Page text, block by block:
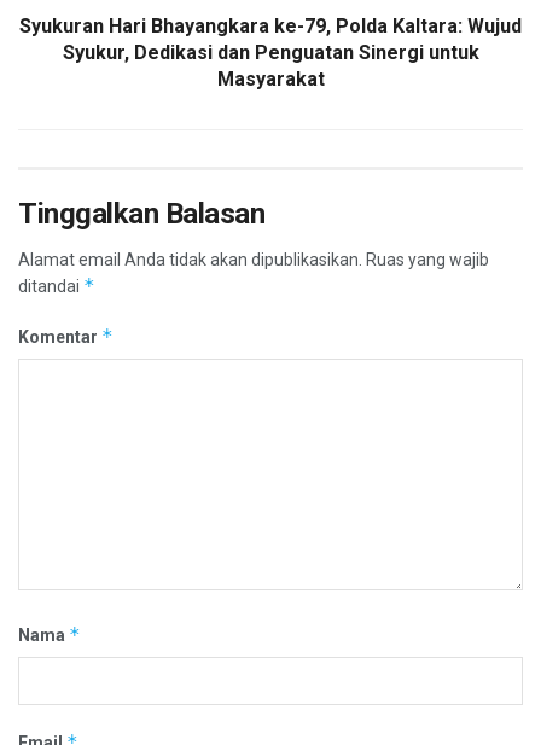
Syukuran Hari Bhayangkara ke-79, Polda Kaltara: Wujud
Syukur, Dedikasi dan Penguatan Sinergi untuk
Masyarakat
Tinggalkan Balasan
Alamat email Anda tidak akan dipublikasikan. Ruas yang wajib
ditandai *
Komentar *
Nama *